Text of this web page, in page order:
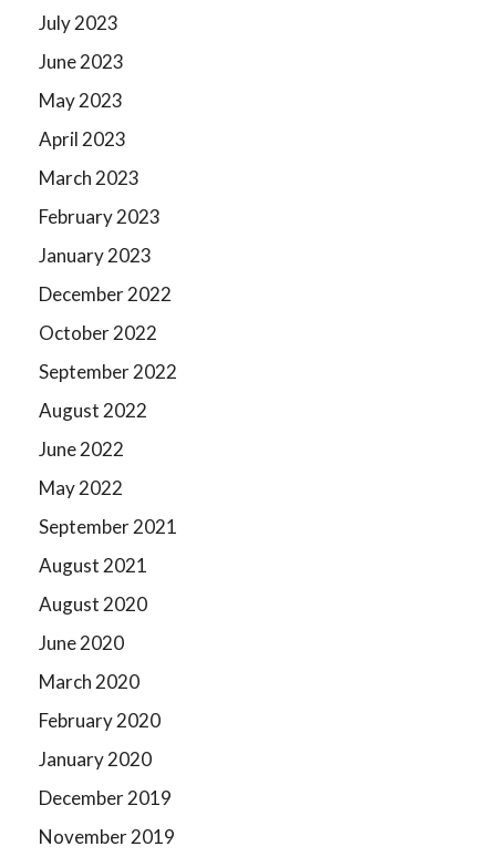
July 2023
June 2023
May 2023
April 2023
March 2023
February 2023
January 2023
December 2022
October 2022
September 2022
August 2022
June 2022
May 2022
September 2021
August 2021
August 2020
June 2020
March 2020
February 2020
January 2020
December 2019
November 2019